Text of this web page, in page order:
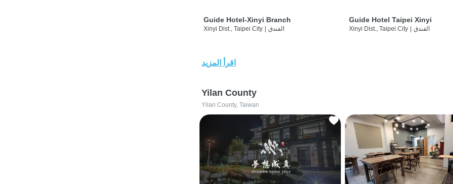
Guide Hotel-Xinyi Branch
Xinyi Dist., Taipei City | الفندق
Guide Hotel Taipei Xinyi
Xinyi Dist., Taipei City | الفندق
اقرأ المزيد
Yilan County
Yilan County, Taiwan